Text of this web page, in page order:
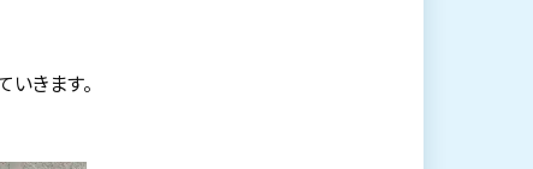
きます。